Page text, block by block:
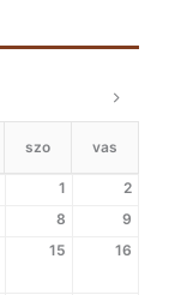
szo vas
1
2
8
9
15 16